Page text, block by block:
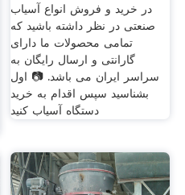
در خرید و فروش انواع آسیاب
صنعتی در نظر داشته باشید که
تمامی محصولات ما دارای
گارانتی و ارسال رایگان به
سراسر ایران می باشد. 📷 اول
بشناسید سپس اقدام به خرید
دستگاه آسیاب کنید